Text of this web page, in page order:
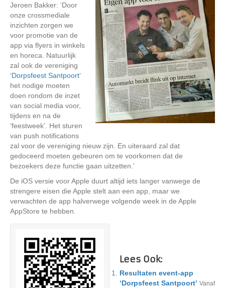
Jeroen Bakker: ‘Door
onze crossmediale
inzichten zorgen we
voor promotie van de
app via flyers in winkels
en horeca. Natuurlijk
zal ook de vereniging
‘Dorpsfeest Santpoort‘
het nodige moeten
doen rondom de inzet
van social media voor,
tijdens en na de
‘feestweek’. Het sturen
van push notifications
zal voor de vereniging nieuw zijn. En uiteraard zal dat
gedoceerd moeten gebeuren om te voorkomen dat de
bezoekers deze functie gaan uitzetten.’
De iOS versie voor Apple duurt altijd iets langer vanwege de
strengere eisen die Apple stelt aan een app, maar we
verwachten de app halverwege volgende week in de Apple
AppStore te hebben.
Lees Ook:
Resultaten event-app
‘Dorpsfeest Santpoort’ Vanaf